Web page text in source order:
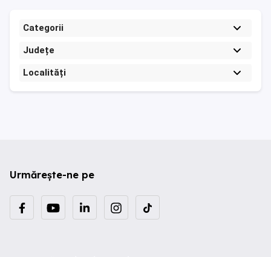
Categorii
Județe
Localități
Urmărește-ne pe